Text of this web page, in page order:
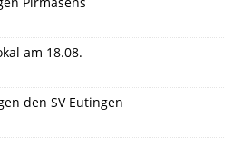
am 18.08.
den SV Eutingen